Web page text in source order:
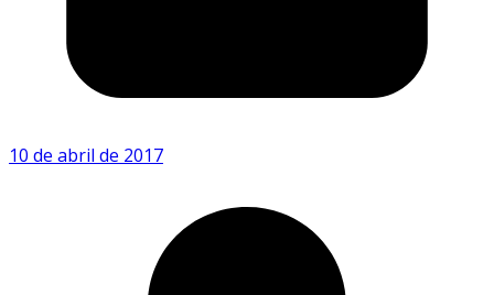
10 de abril de 2017